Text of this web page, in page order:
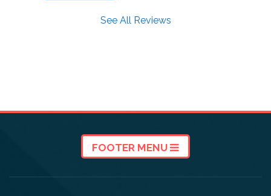
See All Reviews
FOOTER MENU